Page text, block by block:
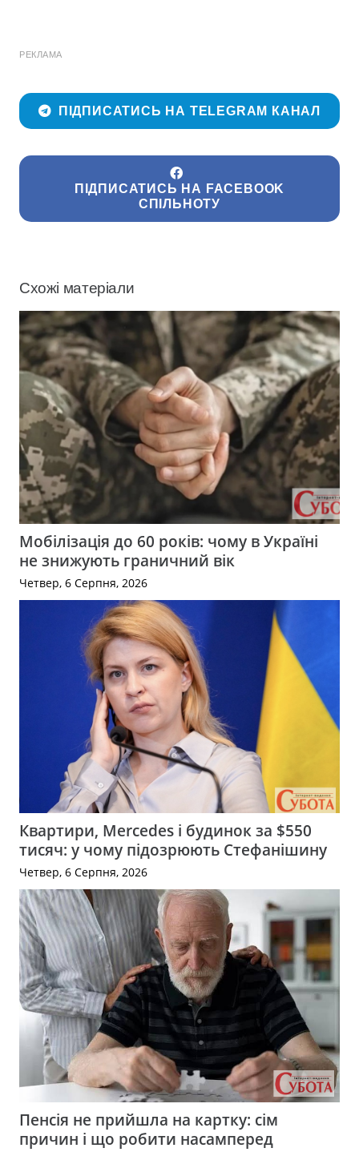
РЕКЛАМА
ПІДПИСАТИСЬ НА TELEGRAM КАНАЛ
ПІДПИСАТИСЬ НА FACEBOOK
СПІЛЬНОТУ
Схожі матеріали
Мобілізація до 60 років: чому в Україні
не знижують граничний вік
Четвер, 6 Серпня, 2026
Квартири, Mercedes і будинок за $550
тисяч: у чому підозрюють Стефанішину
Четвер, 6 Серпня, 2026
Пенсія не прийшла на картку: сім
причин і що робити насамперед